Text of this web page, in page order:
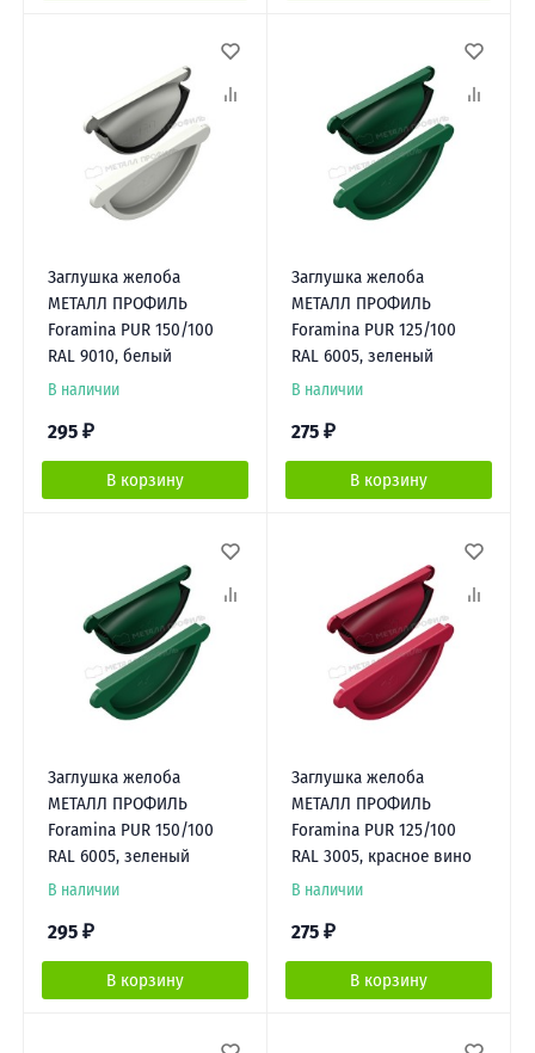
Заглушка желоба
МЕТАЛЛ ПРОФИЛЬ
Foramina PUR 150/100
RAL 9010, белый
В наличии
295 ₽
В корзину
Заглушка желоба
МЕТАЛЛ ПРОФИЛЬ
Foramina PUR 125/100
RAL 6005, зеленый
В наличии
275 ₽
В корзину
Заглушка желоба
МЕТАЛЛ ПРОФИЛЬ
Foramina PUR 150/100
RAL 6005, зеленый
В наличии
295 ₽
В корзину
Заглушка желоба
МЕТАЛЛ ПРОФИЛЬ
Foramina PUR 125/100
RAL 3005, красное вино
В наличии
275 ₽
В корзину